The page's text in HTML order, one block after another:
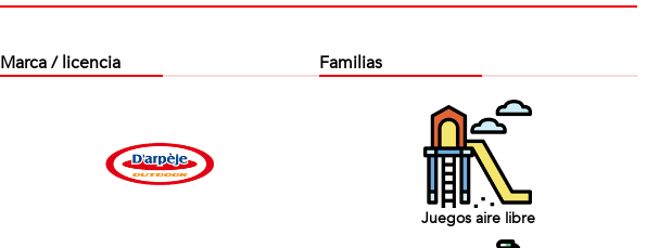
Marca / licencia Familias
Juegos aire libre